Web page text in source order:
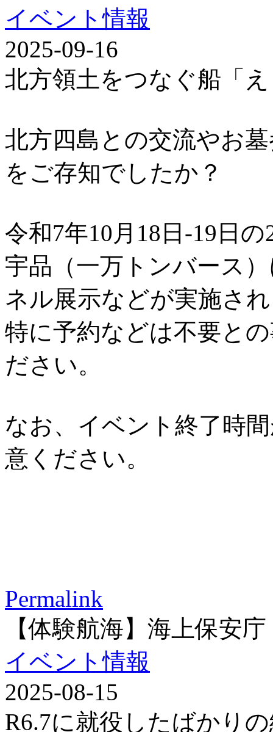
イベント情報
2025-09-16
北方領土をつなぐ船「
北方四島との交流やお
をご存知でしたか？
令和7年10月18日-19日の
宇品（一万トンバース
ネル展示などが実施さ
特に予約などは不要と
ださい。
なお、イベント終了時
意ください。
Permalink
【体験航海】海上保安
イベント情報
2025-08-15
R6.7に就役したばかり